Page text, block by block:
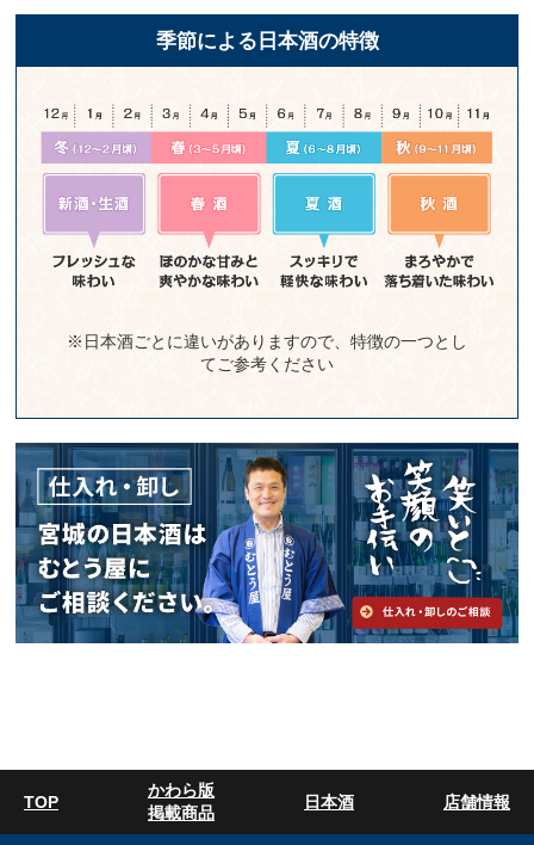
季節による日本酒の特徴
※日本酒ごとに違いがありますので、特徴の一つとし
てご参考ください
TOP
かわら版
掲載商品
日本酒 店舗情報